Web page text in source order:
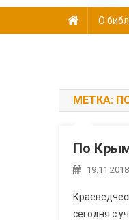
О
МЕТКА:
По
19.11.2018
сегодня с